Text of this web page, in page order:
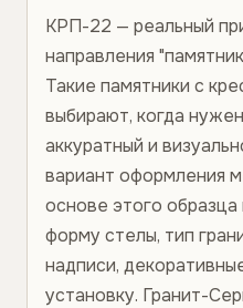
КРП-22 — реальный
направления
Такие памятники с
выбирают, когда
аккуратный и
вариант оформления
основе этого
форму стелы, тип
надписи,
установку. Гранит-